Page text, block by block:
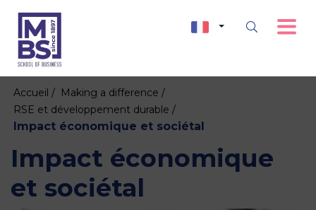
Accueil / Making a difference /
RSE et développement durable /
Impact économique et sociétal
Impact économique
et sociétal